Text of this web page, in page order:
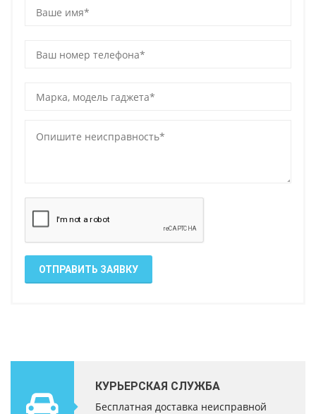
ОТПРАВИТЬ ЗАЯВКУ
КУРЬЕРСКАЯ СЛУЖБА
Бесплатная доставка неисправной